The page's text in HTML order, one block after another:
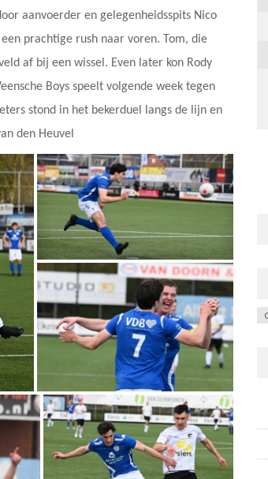
aanvoerder en gelegenheidsspits Nico
prachtige rush naar voren. Tom, die
af bij een wissel. Even later kon Rody
Boys speelt volgende week tegen
stond in het bekerduel langs de lijn en
den Heuvel